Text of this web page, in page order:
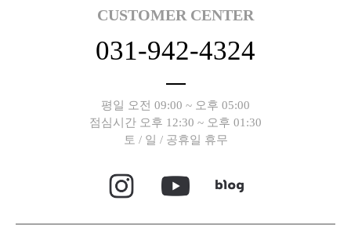
CUSTOMER CENTER
031-942-4324
평일 오전 09:00 ~ 오후 05:00
점심시간 오후 12:30 ~ 오후 01:30
토 / 일 / 공휴일 휴무